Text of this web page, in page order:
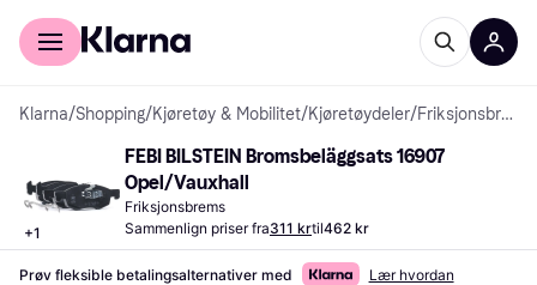
For kunder
Klarna/Shopping/Kjøretøy & Mobilitet/Kjøretøydeler/ Friksjonsbremser
+1
FEBI BILSTEIN Bromsbeläggsats 16907
Opel/Vauxhall
Friksjonsbrems
Sammenlign priser fra311 krtil462 kr
Prøv fleksible betalingsalternativer med Lær hvordan